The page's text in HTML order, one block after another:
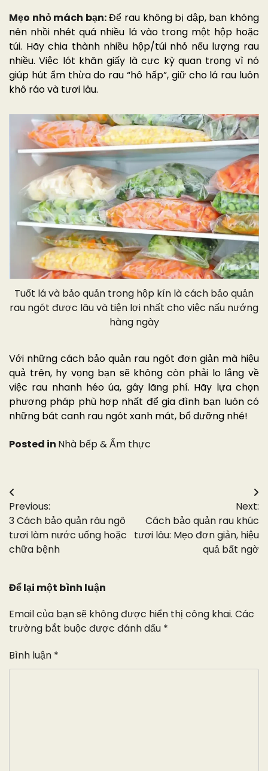
Mẹo nhỏ mách bạn:Để rau không bị dập, bạn không
nên nhồi nhét quá nhiều lá vào trong một hộp hoặc
túi. Hãy chia thành nhiều hộp/túi nhỏ nếu lượng rau
nhiều. Việc lót khăn giấy là cực kỳ quan trọng vì nó
giúp hút ẩm thừa do rau “hô hấp”, giữ cho lá rau luôn
khô ráo và tươi lâu.
Tuốt lá và bảo quản trong hộp kín là cách bảo quản
rau ngót được lâu và tiện lợi nhất cho việc nấu nướng
hàng ngày
Với những cách bảo quản rau ngót đơn giản mà hiệu
quả trên, hy vọng bạn sẽ không còn phải lo lắng về
việc rau nhanh héo úa, gây lãng phí. Hãy lựa chọn
phương pháp phù hợp nhất để gia đình bạn luôn có
những bát canh rau ngót xanh mát, bổ dưỡng nhé!
Posted in Nhà bếp & Ẩm thực
Điều
hướng
bài
Previous:
3 Cách bảo quản râu ngô
tươi làm nước uống hoặc
chữa bệnh
Next:
Cách bảo quản rau khúc
tươi lâu: Mẹo đơn giản, hiệu
quả bất ngờ
Để lại một bình luận
Email của bạn sẽ không được hiển thị công khai. Các
trường bắt buộc được đánh dấu *
Bình luận *